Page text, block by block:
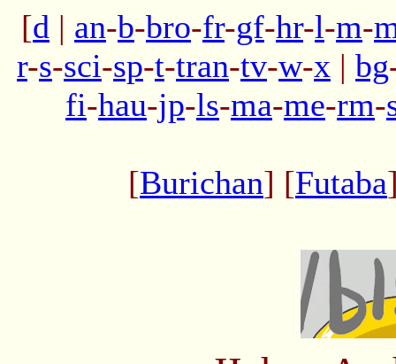
[d | an-b-bro-fr-gf-hr-l-m-
r-s-sci-sp-t-tran-tv-w-x | bg
fi-hau-jp-ls-ma-me-rm-
[Burichan] [Futaba